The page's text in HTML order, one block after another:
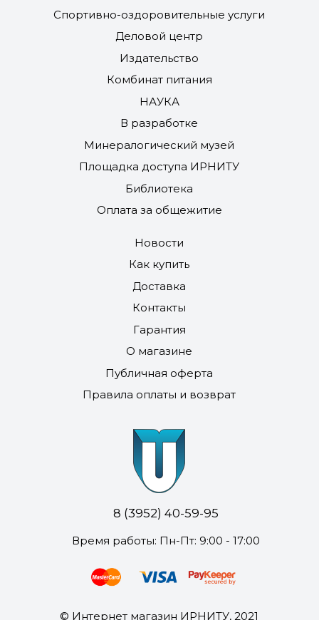
Спортивно-оздоровительные услуги
Деловой центр
Издательство
Комбинат питания
НАУКА
В разработке
Минералогический музей
Площадка доступа ИРНИТУ
Библиотека
Оплата за общежитие
Новости
Как купить
Доставка
Контакты
Гарантия
О магазине
Публичная оферта
Правила оплаты и возврат
8 (3952) 40-59-95
Время работы: Пн-Пт: 9:00 - 17:00
© Интернет магазин ИРНИТУ, 2021